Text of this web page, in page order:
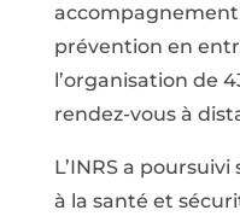
prévention en
l’organisation de
rendez-vous à
L’INRS a
à la santé et